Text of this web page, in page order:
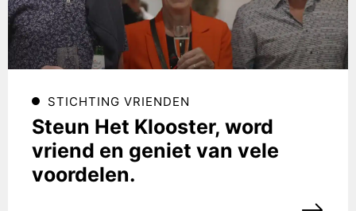
STICHTING VRIENDEN
Steun Het Klooster, word
vriend en geniet van vele
voordelen.